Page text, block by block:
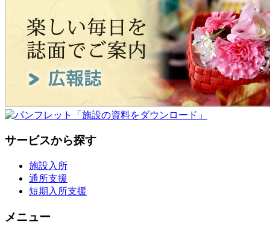
サービスから探す
施設入所
通所支援
短期入所支援
メニュー